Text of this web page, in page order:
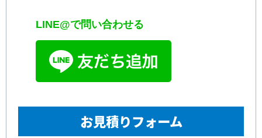
LINE@で問い合わせる
お見積りフォーム